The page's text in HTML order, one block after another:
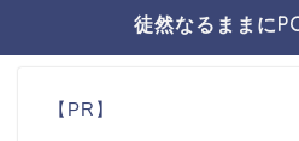
徒然なるままに
【PR】